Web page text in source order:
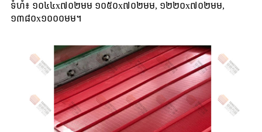
ទំហំ៖ ១០៤៤x៧០២មម ១០៥០x៧០២មម, ១២២០x៧០២មម,
១៣៨០x១០០០មម។